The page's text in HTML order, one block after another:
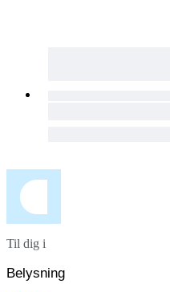
Til dig i
Belysning